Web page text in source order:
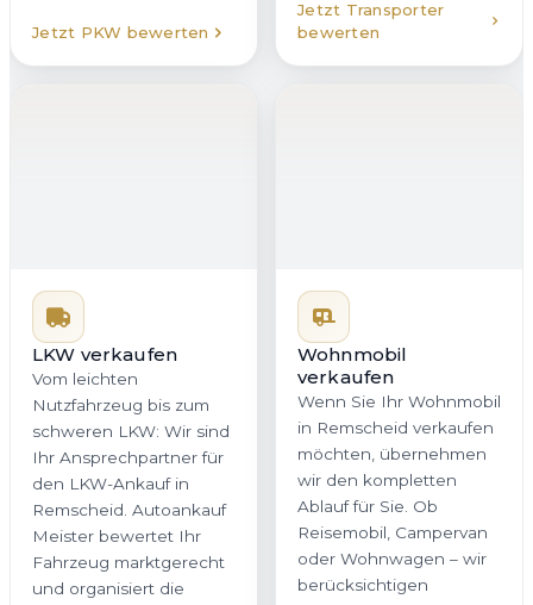
bewerten
den LKW-Ankauf in
Remscheid. Autoankauf
Meister bewertet Ihr
Fahrzeug marktgerecht
und organisiert die
Abholung in Nordrhein-
Westfalen zuverlässig
und transparent. So
verkaufen Sie Ihren LKW
ohne unnötigen
Aufwand.
möchten, übernehmen
wir den kompletten
Ablauf für Sie. Ob
Reisemobil, Campervan
oder Wohnwagen – wir
berücksichtigen
Ausstattung, Zustand
und Marktwert sorgfältig.
Auch in Nordrhein-
Westfalen profitieren Sie
von einer fairen
Bewertung und einer